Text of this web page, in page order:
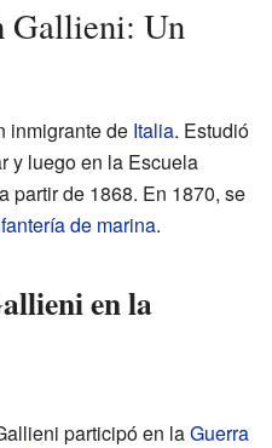
Gallieni: Un
inmigrante de Italia. Estudió
y luego en la Escuela
partir de 1868. En 1870, se
de marina.
en la
participó en laGuerra